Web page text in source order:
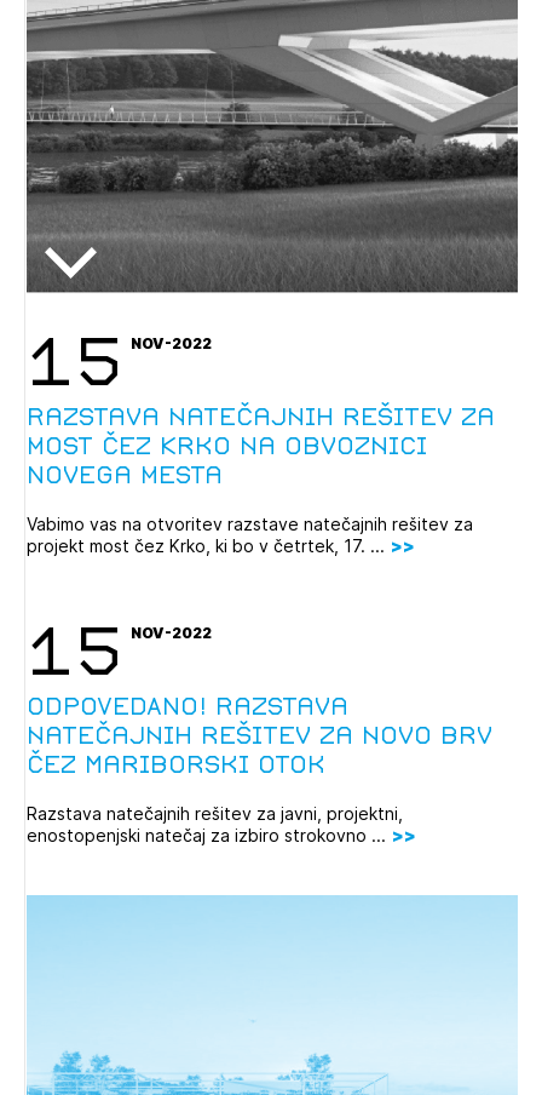
15 NOV-2022
Razstava natečajnih rešitev za
most čez Krko na obvoznici
Novega mesta
Vabimo vas na otvoritev razstave natečajnih rešitev za
projekt most čez Krko, ki bo v četrtek, 17. ...
15 NOV-2022
ODPOVEDANO! Razstava
natečajnih rešitev za novo brv
čez Mariborski otok
Razstava natečajnih rešitev za javni, projektni,
enostopenjski natečaj za izbiro strokovno ...